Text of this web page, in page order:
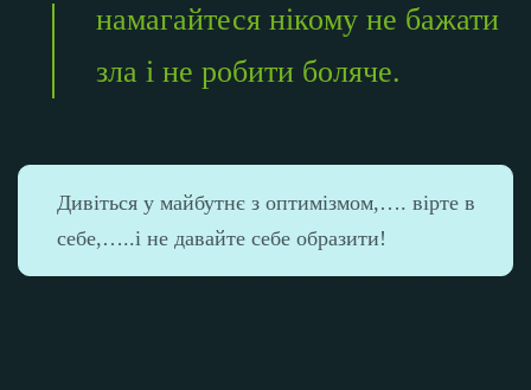
намагайтеся нікому не бажати
зла і не робити боляче.
Дивіться у майбутнє з оптимізмом,…. вірте в
себе,…..і не давайте себе образити!